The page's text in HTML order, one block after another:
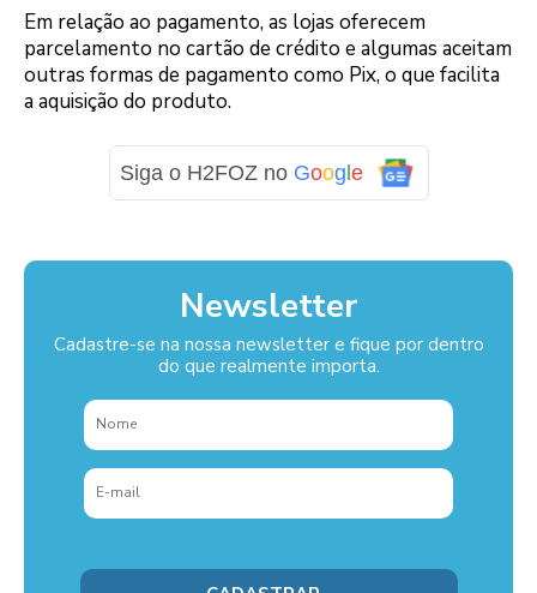
Em relação ao pagamento, as lojas oferecem
parcelamento no cartão de crédito e algumas aceitam
outras formas de pagamento como Pix, o que facilita
a aquisição do produto.
Siga o H2FOZ no Goog e
Newsletter
Cadastre-se na nossa newsletter e fique por dentro
do que realmente importa.